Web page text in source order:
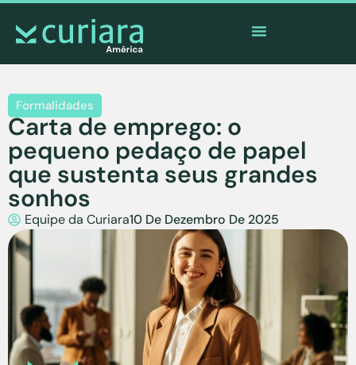
Formalidades
Carta de emprego: o
pequeno pedaço de papel
que sustenta seus grandes
sonhos
Equipe da Curiara10 De Dezembro De 2025